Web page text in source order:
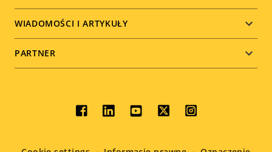
WIADOMOŚCI I ARTYKUŁY
PARTNER
Social
menu